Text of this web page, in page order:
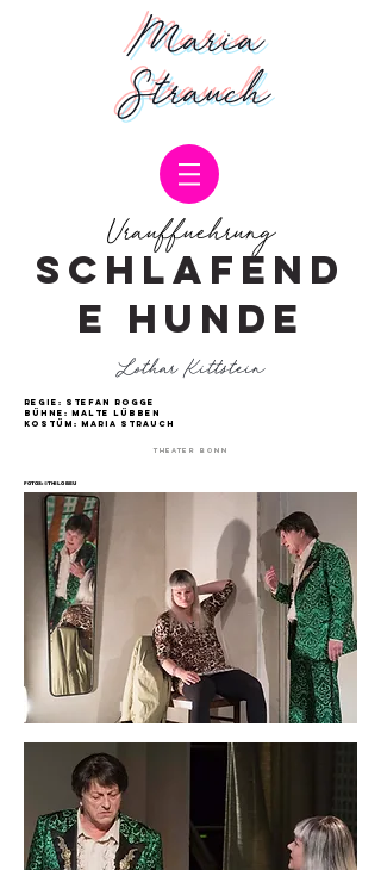
Maria
Strauch
Urauffuehrung
SCHLAFEND
E HUNDE
Lothar Kittstein
regie: Stefan Rogge
bühne: Malte Lübben
kostüm: Maria Strauch
THeater Bonn
FOTOS: ©THILO BEU